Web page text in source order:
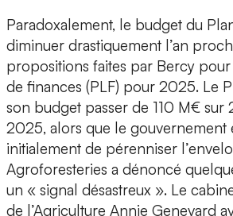
Paradoxalement, le budget du
diminuer drastiquement l’an
propositions faites par Bercy
de finances (PLF) pour 2025. Le
son budget passer de 110 M€
2025, alors que le gouvernement
initialement de pérenniser
Agroforesteries a dénoncé
un « signal désastreux ». Le
de l’Agriculture Annie Genevard